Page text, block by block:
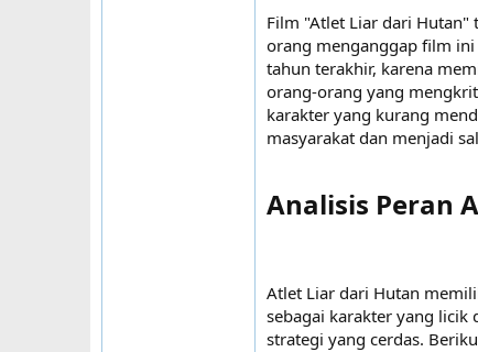
Film "Atlet Liar dari Hutan"
orang menganggap film
tahun terakhir, karena
orang-orang yang
karakter yang kurang
masyarakat dan menjadi
Analisis Peran
Atlet Liar dari Hutan
sebagai karakter yang licik
strategi yang cerdas.